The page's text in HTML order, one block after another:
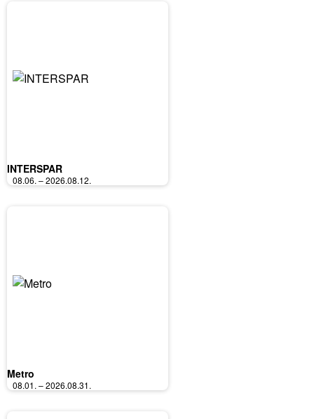
INTERSPAR
08.06. – 2026.08.12.
Metro
08.01. – 2026.08.31.